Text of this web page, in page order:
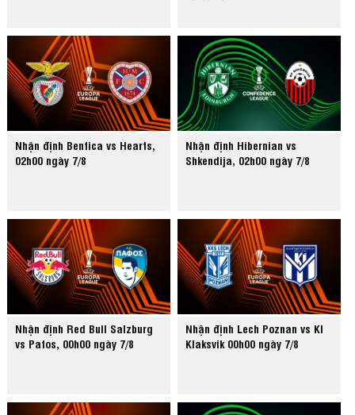
Nhận định Benfica vs Hearts,
02h00 ngày 7/8
Nhận định Hibernian vs
Shkendija, 02h00 ngày 7/8
Nhận định Red Bull Salzburg
vs Pafos, 00h00 ngày 7/8
Nhận định Lech Poznan vs KI
Klaksvik 00h00 ngày 7/8